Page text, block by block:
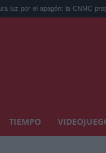
la CNMC propone ...
TIEMPO